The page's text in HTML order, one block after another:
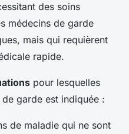
des soins
médecins de garde
mais qui requièrent
rapide.
pour lesquelles
garde est indiquée :
de maladie qui ne sont